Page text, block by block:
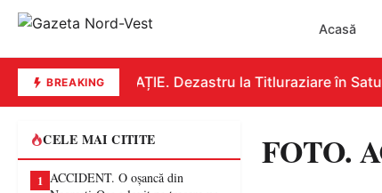
Acasă
BREAKINGEDUCAȚIE. Dezastru la Titluraziare în
CELE MAI CITITE
1 ACCIDENT. O oșancă din
FOTO.